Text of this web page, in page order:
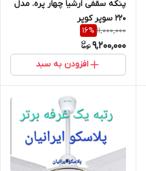
پنکه سقفی ارشیا چهار پره. مدل
220 سوپر کوپر
11,000,000
16%
9,200,000
افزودن به سبد